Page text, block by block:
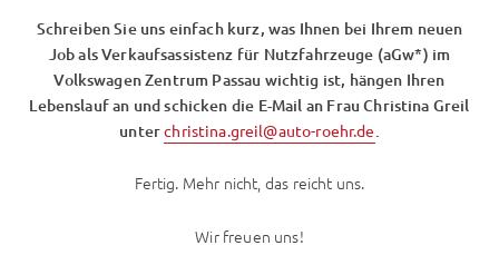
Schreiben Sie uns einfach kurz, was Ihnen bei Ihrem neuen
Job als Verkaufsassistenz für Nutzfahrzeuge (aGw*) im
Volkswagen Zentrum Passau wichtig ist, hängen Ihren
Lebenslauf an und schicken die E-Mail an Frau Christina Greil
unterchristina.greil@auto-roehr.de.
Fertig. Mehr nicht, das reicht uns.
Wir freuen uns!